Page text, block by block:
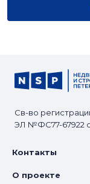
Св-во
ЭЛ №ФС77-67922
Контакты
О проекте